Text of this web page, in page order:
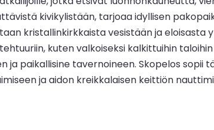
kivikylistään, tarjoaa idyllisen
kristallinkirkkaista vesistään ja eloisasta
kuten valkoiseksi kalkittuihin
ja paikallisine tavernoineen. Skopelos sopii
ja aidon kreikkalaisen keittiön